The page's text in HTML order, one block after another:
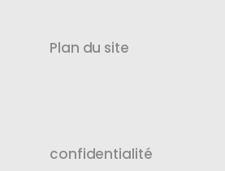
Plan du site
confidentialité